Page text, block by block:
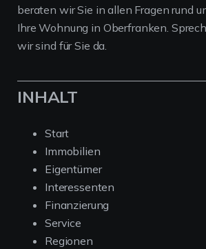
beraten wir Sie in allen Fragen rund
Ihre Wohnung in Oberfranken.
wir sind für Sie da.
INHALT
Start
Immobilien
Eigentümer
Interessenten
Finanzierung
Service
Regionen